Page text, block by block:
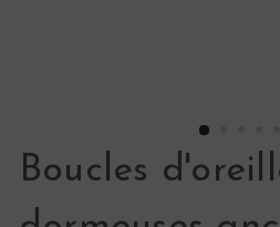
Boucles